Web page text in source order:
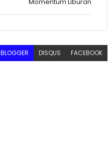
BLOGGER DISQUS FACEBOOK